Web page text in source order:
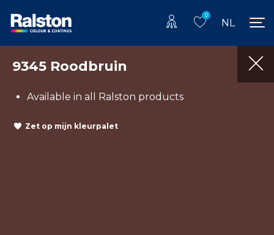
0
NL
9345 Roodbruin
Available in all Ralston products
Zet op mijn kleurpalet